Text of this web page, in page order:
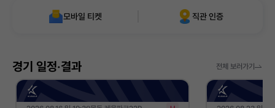
모바일 티켓 직관 인증
경기 일정‧결과 전체 보러가기